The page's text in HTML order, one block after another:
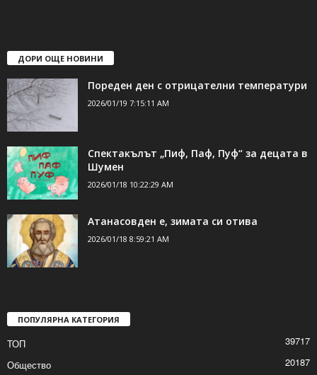
ДОРИ ОЩЕ НОВИНИ
Пореден ден с отрицателни температури
2026/01/19 7:15:11 AM
Спектакълът „Пиф, Паф, Пуф“ за децата в
Шумен
2026/01/18 10:22:29 AM
Атанасовден е, зимата си отива
2026/01/18 8:59:21 AM
ПОПУЛЯРНА КАТЕГОРИЯ
ТОП
39717
Общество
20187